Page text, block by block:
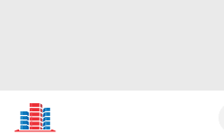
Новостройки
Квартиры